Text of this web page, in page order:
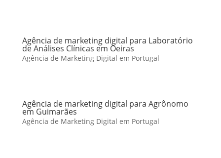
Agência de marketing digital para Laboratório
de Análises Clínicas em Oeiras
Agência de Marketing Digital em Portugal
Agência de marketing digital para Agrônomo
em Guimarães
Agência de Marketing Digital em Portugal